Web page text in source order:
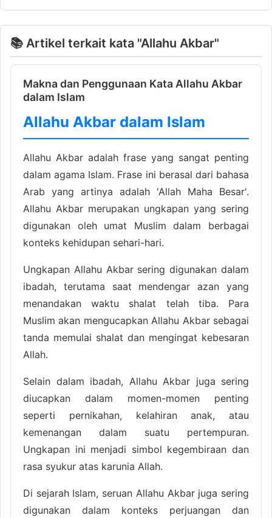
📚 Artikel terkait kata "Allahu Akbar"
Makna dan Penggunaan Kata Allahu Akbar
dalam Islam
Allahu Akbar dalam Islam
Allahu Akbar adalah frase yang sangat penting
dalam agama Islam. Frase ini berasal dari bahasa
Arab yang artinya adalah 'Allah Maha Besar'.
Allahu Akbar merupakan ungkapan yang sering
digunakan oleh umat Muslim dalam berbagai
konteks kehidupan sehari-hari.
Ungkapan Allahu Akbar sering digunakan dalam
ibadah, terutama saat mendengar azan yang
menandakan waktu shalat telah tiba. Para
Muslim akan mengucapkan Allahu Akbar sebagai
tanda memulai shalat dan mengingat kebesaran
Allah.
Selain dalam ibadah, Allahu Akbar juga sering
diucapkan dalam momen-momen penting
seperti pernikahan, kelahiran anak, atau
kemenangan dalam suatu pertempuran.
Ungkapan ini menjadi simbol kegembiraan dan
rasa syukur atas karunia Allah.
Di sejarah Islam, seruan Allahu Akbar juga sering
digunakan dalam konteks perjuangan dan